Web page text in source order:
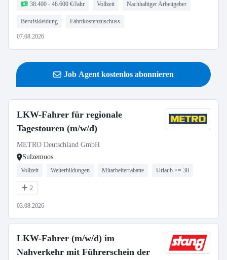
38.400 - 48.600 €/Jahr Vollzeit Nachhaltiger Arbeitgeber
Berufskleidung Fahrtkostenzuschuss
07.08.2026
Job Agent kostenlos abonnieren
LKW-Fahrer für regionale
Tagestouren (m/w/d)
METRO Deutschland GmbH
Sulzemoos
Vollzeit Weiterbildungen Mitarbeiterrabatte Urlaub >= 30
2
03.08.2026
LKW-Fahrer (m/w/d) im
Nahverkehr mit Führerschein der